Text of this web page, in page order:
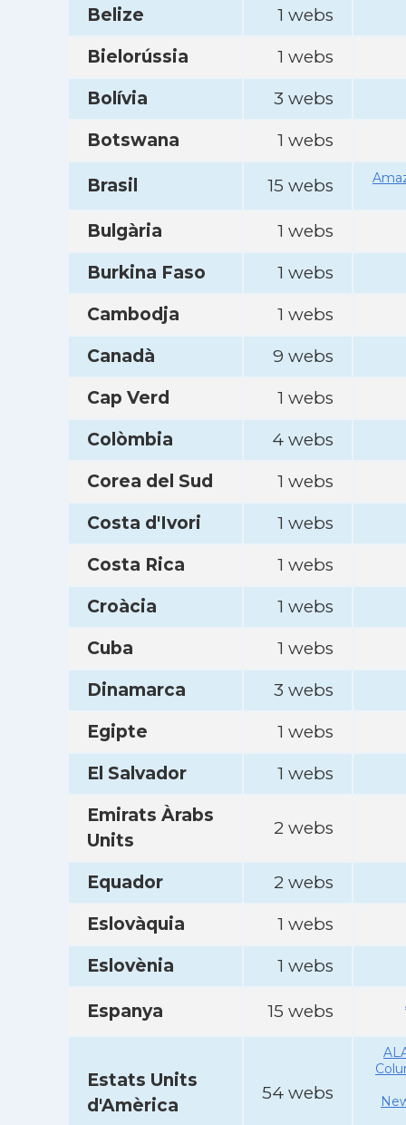
Belize
1 webs
Bielorússia
1 webs
Bolívia
3 webs
Botswana
1 webs
Brasil 15 webs
Bulgària
1 webs
Burkina Faso
1 webs
Cambodja
1 webs
Canadà
9 webs
Cap Verd
1 webs
Colòmbia
4 webs
Corea del Sud
1 webs
Costa d'Ivori
1 webs
Costa Rica
1 webs
Croàcia
1 webs
Cuba
1 webs
Dinamarca
3 webs
Egipte
1 webs
El Salvador
1 webs
Emirats Àrabs
Units
2 webs
Equador
2 webs
Eslovàquia
1 webs
Eslovènia
1 webs
Espanya 15 webs
Estats Units
d'Amèrica
54 webs